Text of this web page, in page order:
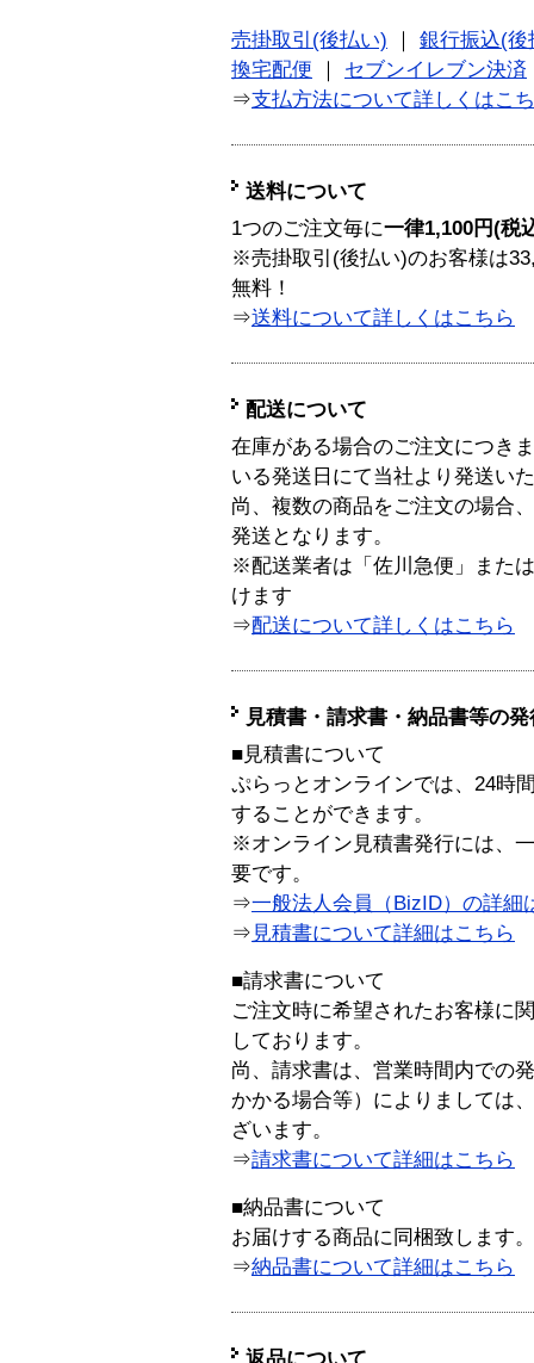
売掛取引(後払い)
銀行振込(後
換宅配便
セブンイレブン決済
⇒支払方法について詳しくはこ
送料について
1つのご注文毎に一律1,100円(税
※売掛取引(後払い)のお客様は
無料！
⇒送料について詳しくはこちら
配送について
在庫がある場合のご注文につき
いる発送日にて当社より発送い
尚、複数の商品をご注文の場合
発送となります。
※配送業者は「佐川急便」また
けます
⇒配送について詳しくはこちら
見積書・請求書・納品書等の
■見積書について
ぷらっとオンラインでは、24時
することができます。
※オンライン見積書発行には、
要です。
⇒一般法人会員（BizID）の詳細
⇒ 見積書について詳細はこちら
■請求書について
ご注文時に希望されたお客様に
しております。
尚、請求書は、営業時間内での
かかる場合等）によりましては
ざいます。
⇒請求書について詳細はこちら
■納品書について
お届けする商品に同梱致します。
⇒納品書について詳細はこちら